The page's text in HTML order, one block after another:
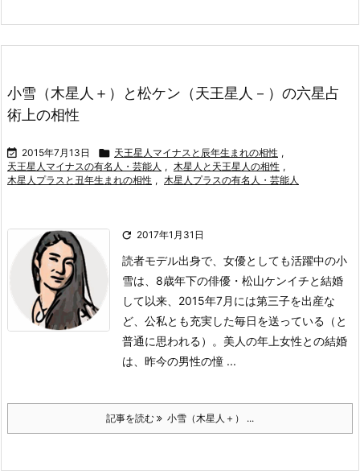
小雪（木星人＋）と松ケン（天王星人－）の六星占
術上の相性
 2015年7月13日  天王星人マイナスと辰年生まれの相性 ,
天王星人マイナスの有名人・芸能人 , 木星人と天王星人の相性 ,
木星人プラスと丑年生まれの相性 , 木星人プラスの有名人・芸能人
 2017年1月31日
読者モデル出身で、女優としても活躍中の小
雪は、8歳年下の俳優・松山ケンイチと結婚
して以来、2015年7月には第三子を出産な
ど、公私とも充実した毎日を送っている（と
普通に思われる）。 美人の年上女性との結婚
は、昨今の男性の憧 ...
記事を読む 小雪（木星人＋） ...